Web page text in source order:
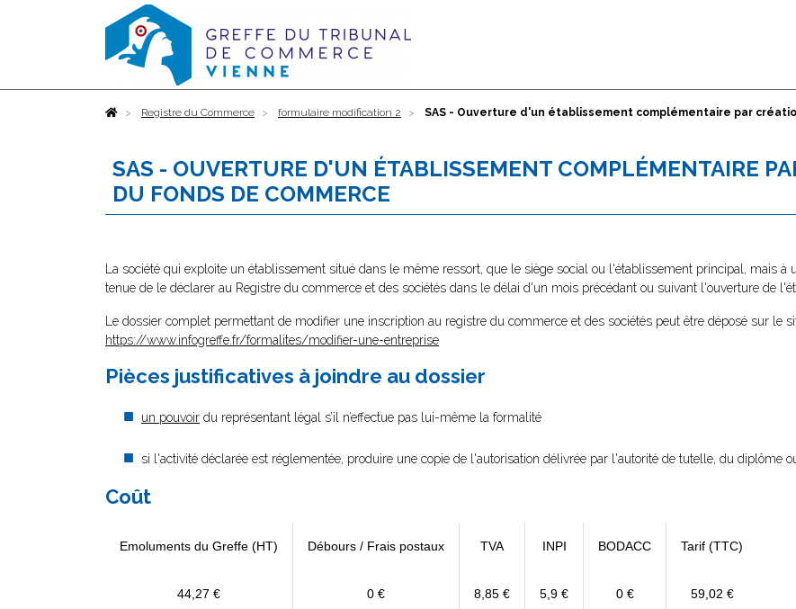
AccueilRegistre du Commerce formulaire modification 2 SAS - Ouverture d'un établissement complémentaire par
SAS - OUVERTURE D'UN ÉTABLISSEMENT COMPLÉMENTAIRE
DU FONDS DE COMMERCE
La société qui exploite un établissement situé dans le même ressort, que le siège social ou l'établissement principal, mais à
tenue de le déclarer au Registre du commerce et des sociétés dans le délai d'un mois précédant ou suivant l'ouverture de
Le dossier complet permettant de modifier une inscription au registre du commerce et des sociétés peut être déposé sur le
https://www.infogreffe.fr/formalites/modifier-une-entreprise
Pièces justificatives à joindre au dossier
un pouvoir du représentant légal s’il n’effectue pas lui-même la formalité
si l'activité déclarée est réglementée, produire une copie de l'autorisation délivrée par l'autorité de tutelle, du diplôme
Coût
Emoluments du Greffe (HT) Débours / Frais postaux TVA INPI BODACC Tarif (TTC)
44,27 € 0 € 8,85 € 5,9 € 0 € 59,02 €